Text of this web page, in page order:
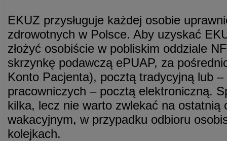
EKUZ przysługuje każdej osobie
zdrowotnych w Polsce. Aby uzyskać
złożyć osobiście w pobliskim oddziale
skrzynkę podawczą ePUAP, za
Konto Pacjenta), pocztą tradycyjną lub
pracowniczych – pocztą elektroniczną.
kilka, lecz nie warto zwlekać na ostatnią
wakacyjnym, w przypadku odbioru
kolejkach.